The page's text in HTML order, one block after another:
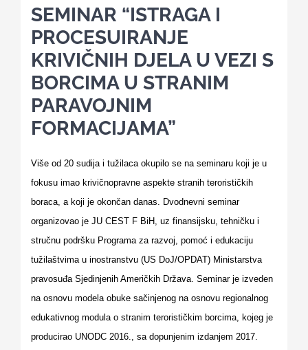
Projekti
Novosti
Kontakt
SEMINAR “ISTRAGA I
PROCESUIRANJE
KRIVIČNIH DJELA U VEZI S
BORCIMA U STRANIM
PARAVOJNIM
FORMACIJAMA”
Više od 20 sudija i tužilaca okupilo se na seminaru koji je u
fokusu imao krivičnopravne aspekte stranih terorističkih
boraca, a koji je okončan danas. Dvodnevni seminar
organizovao je JU CEST F BiH, uz finansijsku, tehničku i
stručnu podršku Programa za razvoj, pomoć i edukaciju
tužilaštvima u inostranstvu (US DoJ/OPDAT) Ministarstva
pravosuđa Sjedinjenih Američkih Država. Seminar je izveden
na osnovu modela obuke sačinjenog na osnovu regionalnog
edukativnog modula o stranim terorističkim borcima, kojeg je
producirao UNODC 2016., sa dopunjenim izdanjem 2017.